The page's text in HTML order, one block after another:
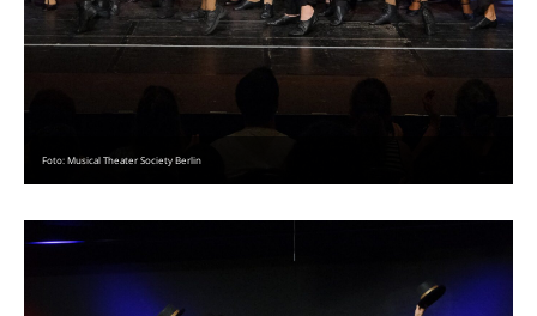
Foto: Musical Theater Society Berlin